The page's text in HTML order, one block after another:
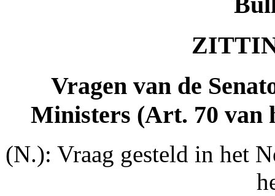
Vragen van de
Ministers (Art. 70 van
(N.): Vraag gesteld in het